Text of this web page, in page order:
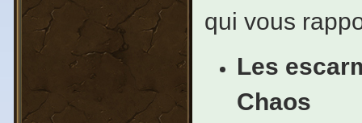
qui vous
Les
Chaos